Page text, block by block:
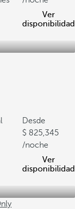
Ver
disponibilidad
Desde
825,345
/noche
Ver
disponibilidad